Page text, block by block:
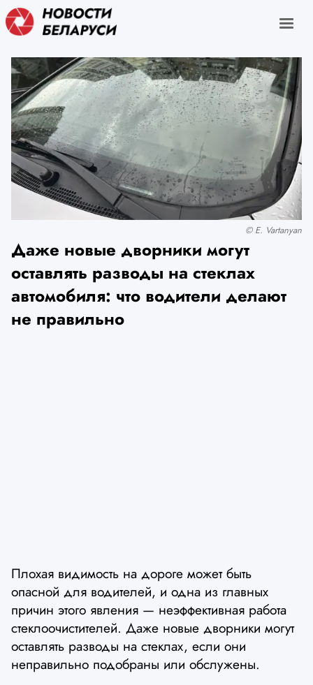
© E. Vartanyan
Даже новые дворники могут
оставлять разводы на стеклах
автомобиля: что водители делают
не правильно
Плохая видимость на дороге может быть
опасной для водителей, и одна из главных
причин этого явления — неэффективная работа
стеклоочистителей. Даже новые дворники могут
оставлять разводы на стеклах, если они
неправильно подобраны или обслужены.